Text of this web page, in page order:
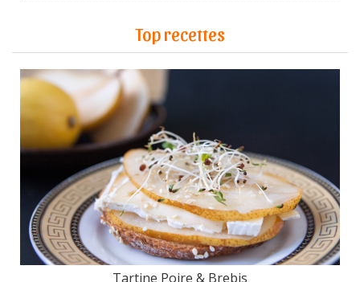
Top recettes
Tartine Poire & Brebis